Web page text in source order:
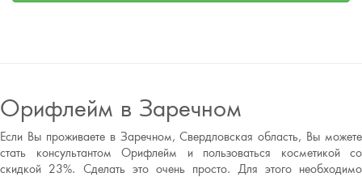
Орифлейм в Заречном
Если Вы проживаете в Заречном, Свердловская область, Вы можете
стать консультантом Орифлейм и пользоваться косметикой со
скидкой 23%. Сделать это очень просто. Для этого необходимо